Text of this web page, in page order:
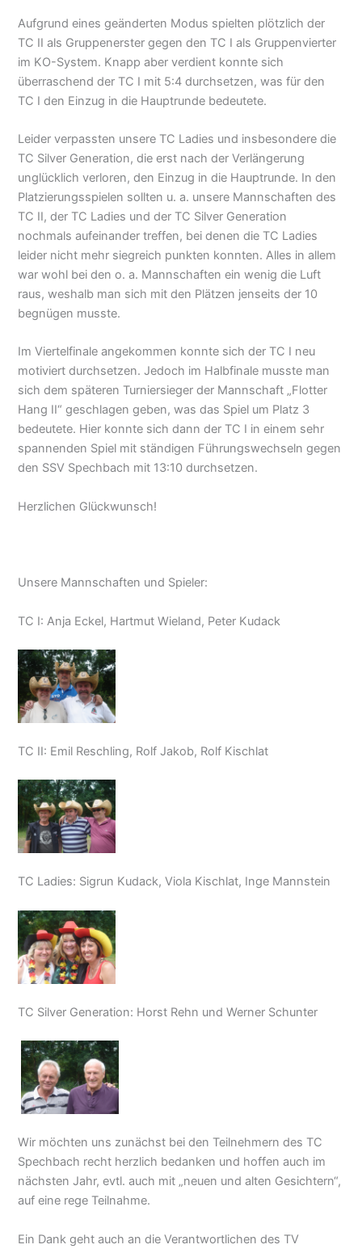
Aufgrund eines geänderten Modus spielten plötzlich der
TC II als Gruppenerster gegen den TC I als Gruppenvierter
im KO-System. Knapp aber verdient konnte sich
überraschend der TC I mit 5:4 durchsetzen, was für den
TC I den Einzug in die Hauptrunde bedeutete.
Leider verpassten unsere TC Ladies und insbesondere die
TC Silver Generation, die erst nach der Verlängerung
unglücklich verloren, den Einzug in die Hauptrunde. In den
Platzierungsspielen sollten u. a. unsere Mannschaften des
TC II, der TC Ladies und der TC Silver Generation
nochmals aufeinander treffen, bei denen die TC Ladies
leider nicht mehr siegreich punkten konnten. Alles in allem
war wohl bei den o. a. Mannschaften ein wenig die Luft
raus, weshalb man sich mit den Plätzen jenseits der 10
begnügen musste.
Im Viertelfinale angekommen konnte sich der TC I neu
motiviert durchsetzen. Jedoch im Halbfinale musste man
sich dem späteren Turniersieger der Mannschaft „Flotter
Hang II“ geschlagen geben, was das Spiel um Platz 3
bedeutete. Hier konnte sich dann der TC I in einem sehr
spannenden Spiel mit ständigen Führungswechseln gegen
den SSV Spechbach mit 13:10 durchsetzen.
Herzlichen Glückwunsch!
Unsere Mannschaften und Spieler:
TC I: Anja Eckel, Hartmut Wieland, Peter Kudack
TC II: Emil Reschling, Rolf Jakob, Rolf Kischlat
TC Ladies: Sigrun Kudack, Viola Kischlat, Inge Mannstein
TC Silver Generation: Horst Rehn und Werner Schunter
Wir möchten uns zunächst bei den Teilnehmern des TC
Spechbach recht herzlich bedanken und hoffen auch im
nächsten Jahr, evtl. auch mit „neuen und alten Gesichtern“,
auf eine rege Teilnahme.
Ein Dank geht auch an die Verantwortlichen des TV